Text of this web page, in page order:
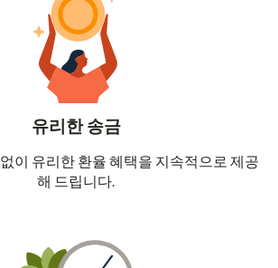
유리한 송금
(새 창에서 열림)
없이 유리한 환율 혜택을 지속적으로 제공
해 드립니다.